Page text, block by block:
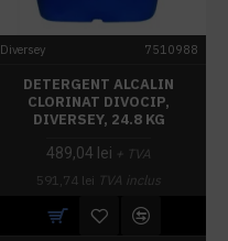
Diversey 7510988
DETERGENT ALCALIN
CLORINAT DIVOCIP,
DIVERSEY, 24.8 KG
489,04 lei + TVA
591,74 lei TVA inclus